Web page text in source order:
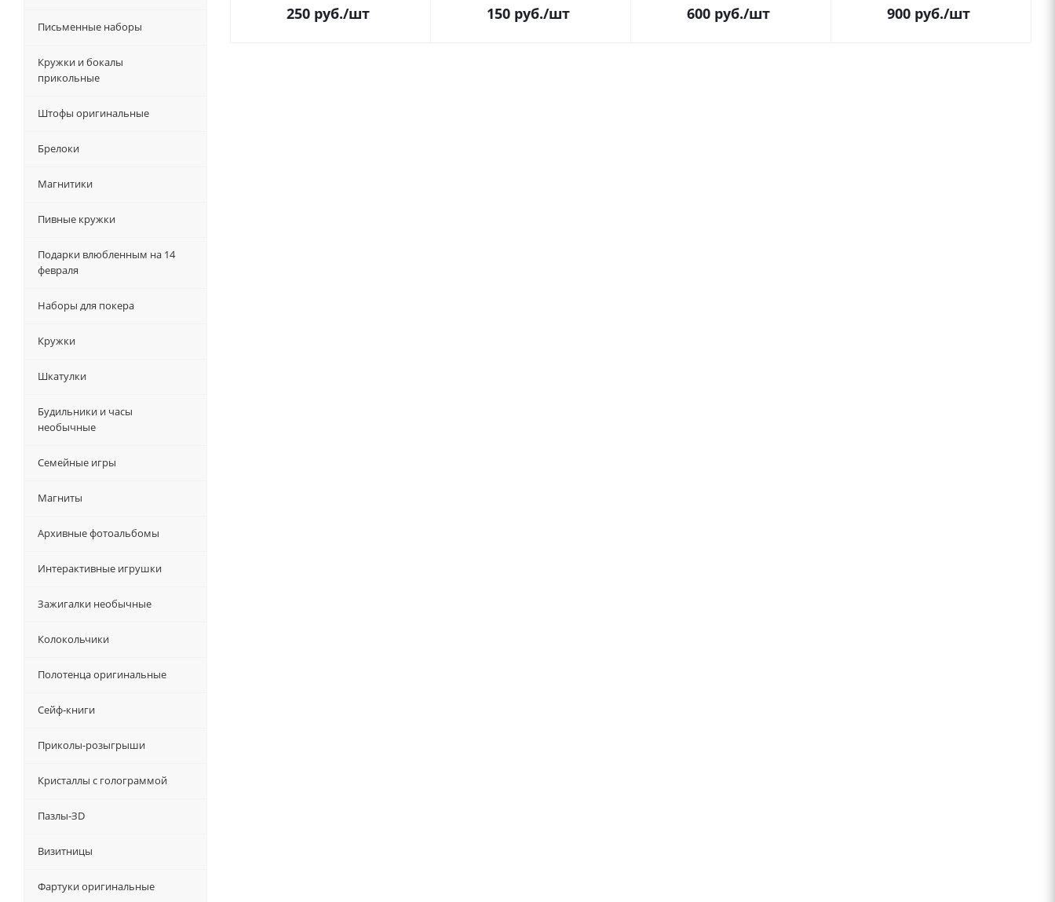
250 руб./шт 150 руб./шт 600 руб./шт 900 руб./шт
Письменные наборы
Кружки и бокалы
прикольные
Штофы оригинальные
Брелоки
Магнитики
Пивные кружки
Подарки влюбленным на 14
февраля
Наборы для покера
Кружки
Шкатулки
Будильники и часы
необычные
Семейные игры
Магниты
Архивные фотоальбомы
Интерактивные игрушки
Зажигалки необычные
Колокольчики
Полотенца оригинальные
Сейф-книги
Приколы-розыгрыши
Кристаллы с голограммой
Пазлы-ЗD
Визитницы
Фартуки оригинальные